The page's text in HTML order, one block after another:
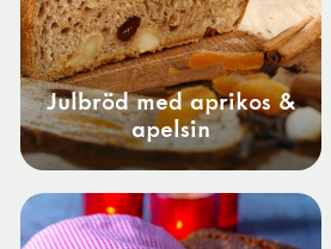
Julbröd med aprikos &
apelsin